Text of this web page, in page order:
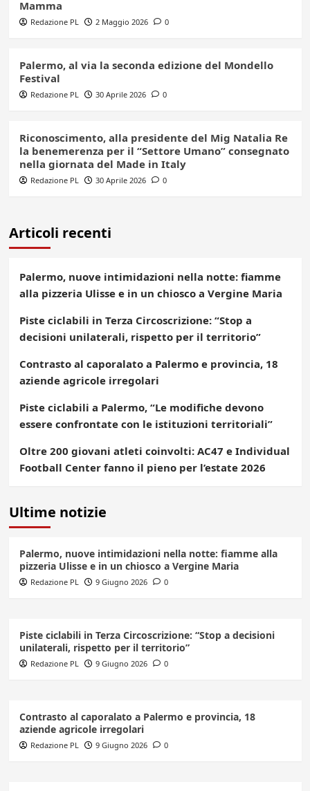
Mamma
Redazione PL 2 Maggio 2026 0
Palermo, al via la seconda edizione del Mondello
Festival
Redazione PL 30 Aprile 2026 0
Riconoscimento, alla presidente del Mig Natalia Re
la benemerenza per il “Settore Umano” consegnato
nella giornata del Made in Italy
Redazione PL 30 Aprile 2026 0
Articoli recenti
Palermo, nuove intimidazioni nella notte: fiamme
alla pizzeria Ulisse e in un chiosco a Vergine Maria
Piste ciclabili in Terza Circoscrizione: “Stop a
decisioni unilaterali, rispetto per il territorio”
Contrasto al caporalato a Palermo e provincia, 18
aziende agricole irregolari
Piste ciclabili a Palermo, “Le modifiche devono
essere confrontate con le istituzioni territoriali”
Oltre 200 giovani atleti coinvolti: AC47 e Individual
Football Center fanno il pieno per l’estate 2026
Ultime notizie
Palermo, nuove intimidazioni nella notte: fiamme alla
pizzeria Ulisse e in un chiosco a Vergine Maria
Redazione PL 9 Giugno 2026 0
Piste ciclabili in Terza Circoscrizione: “Stop a decisioni
unilaterali, rispetto per il territorio”
Redazione PL 9 Giugno 2026 0
Contrasto al caporalato a Palermo e provincia, 18
aziende agricole irregolari
Redazione PL 9 Giugno 2026 0